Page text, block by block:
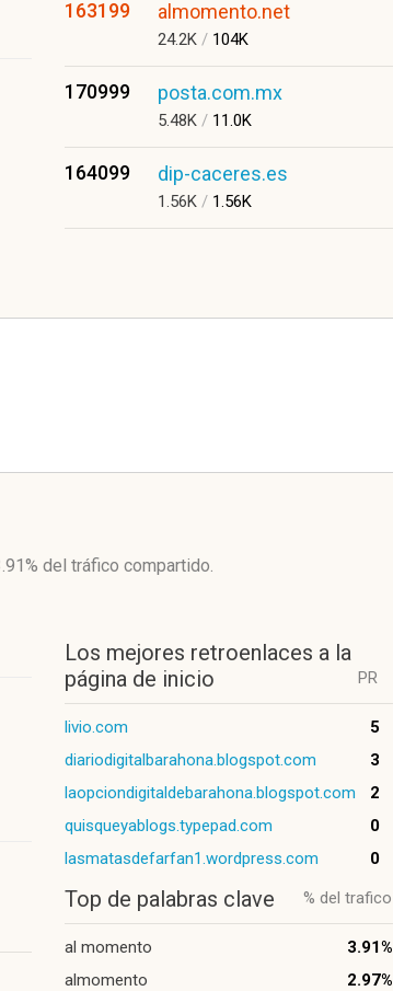
163199 almomento.net
24.2K / 104K
170999 posta.com.mx
5.48K / 11.0K
164099 dip-caceres.es
1.56K / 1.56K
del tráfico compartido.
Los mejores retroenlaces a la
página de inicio
PR
livio.com
5
diariodigitalbarahona.blogspot.com
3
laopciondigitaldebarahona.blogspot.com
2
quisqueyablogs.typepad.com
0
lasmatasdefarfan1.wordpress.com
0
Top de palabras clave % del trafico
al momento
3.91%
almomento
2.97%